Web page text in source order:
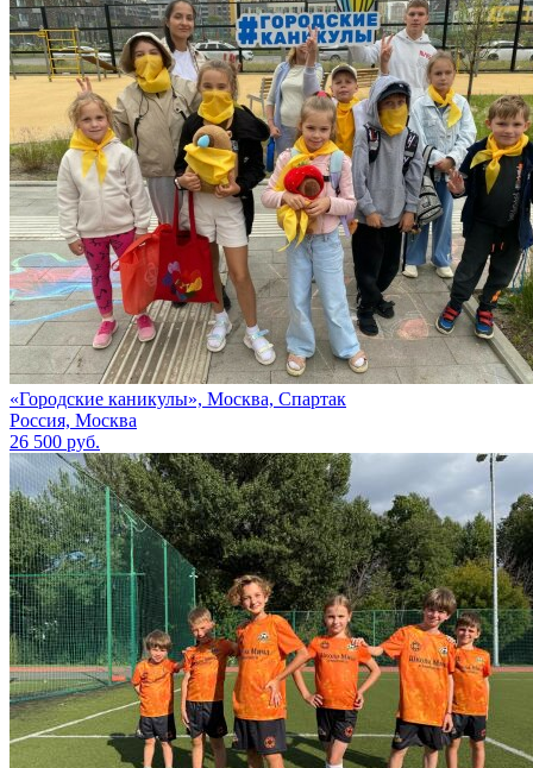
«Городские каникулы», Москва, Спартак
Россия, Москва
26 500 руб.